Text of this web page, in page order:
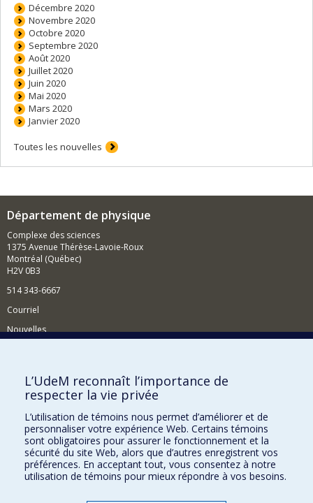
Décembre 2020
Novembre 2020
Octobre 2020
Septembre 2020
Août 2020
Juillet 2020
Juin 2020
Mai 2020
Mars 2020
Janvier 2020
Toutes les nouvelles
Département de physique
Complexe des sciences
1375 Avenue Thérèse-Lavoie-Roux
Montréal (Québec)
H2V 0B3
514 343-6667
Courriel
Nouvelles
Comment soutenir le Département?
BESOIN D'AIDE?
Plan du site
Signaler une erreur
Accessibilité
FACULTÉ DES ARTS ET DES SCIENCES
L’UdeM reconnaît l’importance de
respecter la vie privée
L’utilisation de témoins nous permet d’améliorer et de
personnaliser votre expérience Web. Certains témoins
sont obligatoires pour assurer le fonctionnement et la
sécurité du site Web, alors que d’autres enregistrent vos
préférences. En acceptant tout, vous consentez à notre
utilisation de témoins pour mieux répondre à vos besoins.